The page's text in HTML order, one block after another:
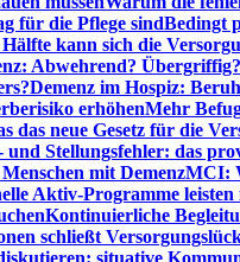
für die Pflege sindBedingt
kann sich die
Abwehrend?
Demenz im Hospiz:
erhöhenMehr
das neue Gesetz für die
und Stellungsfehler: das
mit DemenzMCI:
Aktiv-Programme leisten
Kontinuierliche
schließt